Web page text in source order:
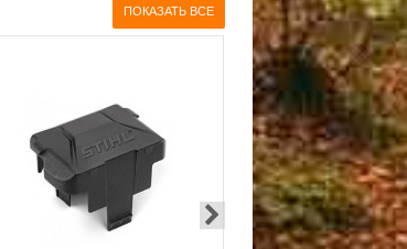
ПОКАЗАТЬ ВСЕ